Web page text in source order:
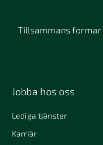
Tillsammans
Jobba hos oss
Lediga tjänster
Karriär